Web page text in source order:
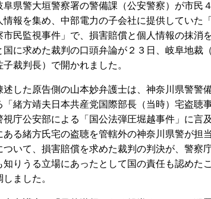
県警大垣警察署の警備課（公安警察）が市民
情報を集め、中部電力の子会社に提供していた
市民監視事件」で、損害賠償と個人情報の抹消
国に求めた裁判の口頭弁論が２３日、岐阜地裁
子裁判長）で開かれました。
した原告側の山本妙弁護士は、神奈川県警警
「緒方靖夫日本共産党国際部長（当時）宅盗聴事
視庁公安部による「国公法弾圧堀越事件」に言
ある緒方氏宅の盗聴を管轄外の神奈川県警が担
ついて、損害賠償を求めた裁判の判決が、警察
知りうる立場にあったとして国の責任も認めた
しました。